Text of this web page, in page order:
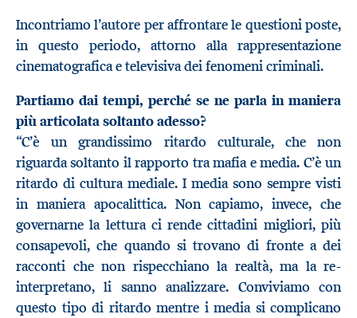
Incontriamo l’autore per affrontare le questioni poste,
in questo periodo, attorno alla rappresentazione
cinematografica e televisiva dei fenomeni criminali.
Partiamo dai tempi, perché se ne parla in maniera
più articolata soltanto adesso?
“C’è un grandissimo ritardo culturale, che non
riguarda soltanto il rapporto tra mafia e media. C’è un
ritardo di cultura mediale. I media sono sempre visti
in maniera apocalittica. Non capiamo, invece, che
governarne la lettura ci rende cittadini migliori, più
consapevoli, che quando si trovano di fronte a dei
racconti che non rispecchiano la realtà, ma la re-
interpretano, li sanno analizzare. Conviviamo con
questo tipo di ritardo mentre i media si complicano